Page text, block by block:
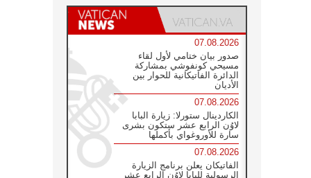
07.08.2026
صدور بيان ختامي لأول لقاء
مسيحي كونفوشي بمشاركة
الدائرة الفاتيكانية للحوار بين
الأديان
07.08.2026
الكاردينال ستورلا: زيارة البابا
لاوُن الرابع عشر ستكون بشرى
سارة للأوروغواي بأكملها
07.08.2026
الفاتيكان يعلن برنامج الزيارة
الرسولية للبابا لاوُن الرابع عشر